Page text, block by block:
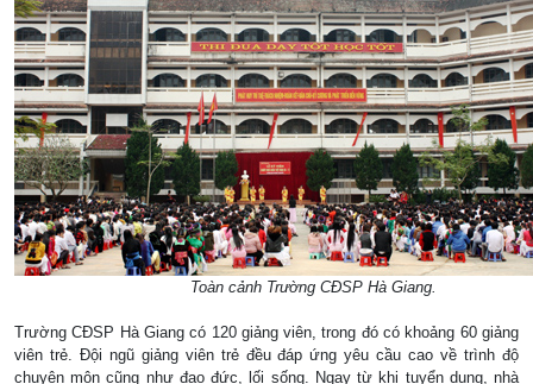
Toàn cảnh Trường CĐSP Hà Giang.
Trường CĐSP Hà Giang có 120 giảng viên, trong đó có khoảng 60 giảng
viên trẻ. Đội ngũ giảng viên trẻ đều đáp ứng yêu cầu cao về trình độ
chuyên môn cũng như đạo đức, lối sống. Ngay từ khi tuyển dụng, nhà